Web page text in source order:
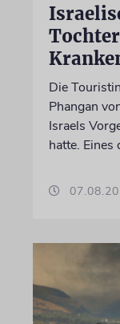
Die
Phangan
Israels
hatte.